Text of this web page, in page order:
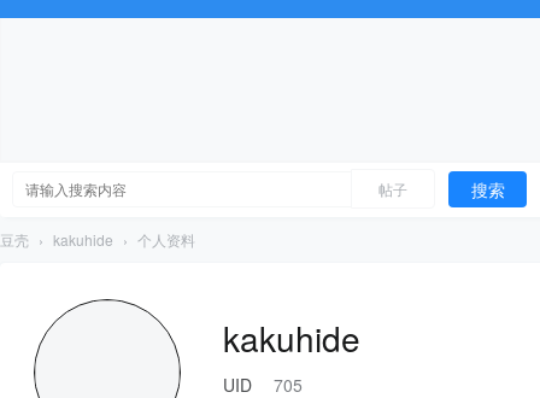
帖子 搜索
豆壳 › kakuhide › 个人资料
kakuhide
UID
705